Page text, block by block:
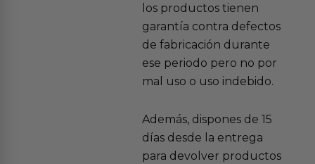
los productos tienen
garantía contra defectos
de fabricación durante
ese periodo pero no por
mal uso o uso indebido.
Además, dispones de 15
días desde la entrega
para devolver productos